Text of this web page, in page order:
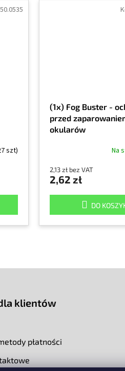
szt)
(1x) Fog Buster -
przed
okularów
Na
2,13 zł bez VAT
2,62 zł
DO
klientów
płatności